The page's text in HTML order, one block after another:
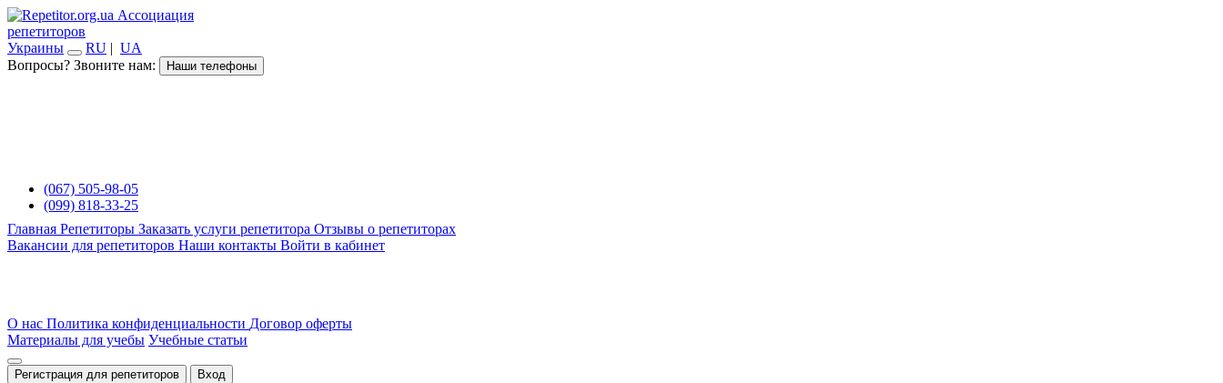
Ассоциация
репетиторов
Украины
RU | UA
Вопросы? Звоните нам:
Наши телефоны
(067) 505-98-05
(099) 818-33-25
Главная Репетиторы Заказать услуги репетитора Отзывы о репетиторах
Вакансии для репетиторов Наши контакты Войти в кабинет
О нас Политика конфиденциальности Договор оферты
Материалы для учебы Учебные статьи
Регистрация для репетиторов Вход